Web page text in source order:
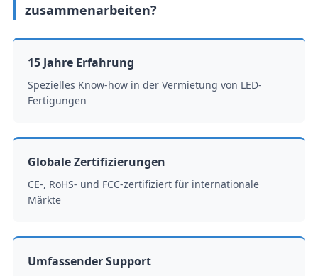
zusammenarbeiten?
15 Jahre Erfahrung
Spezielles Know-how in der Vermietung von LED-
Fertigungen
Globale Zertifizierungen
CE-, RoHS- und FCC-zertifiziert für internationale
Märkte
Umfassender Support